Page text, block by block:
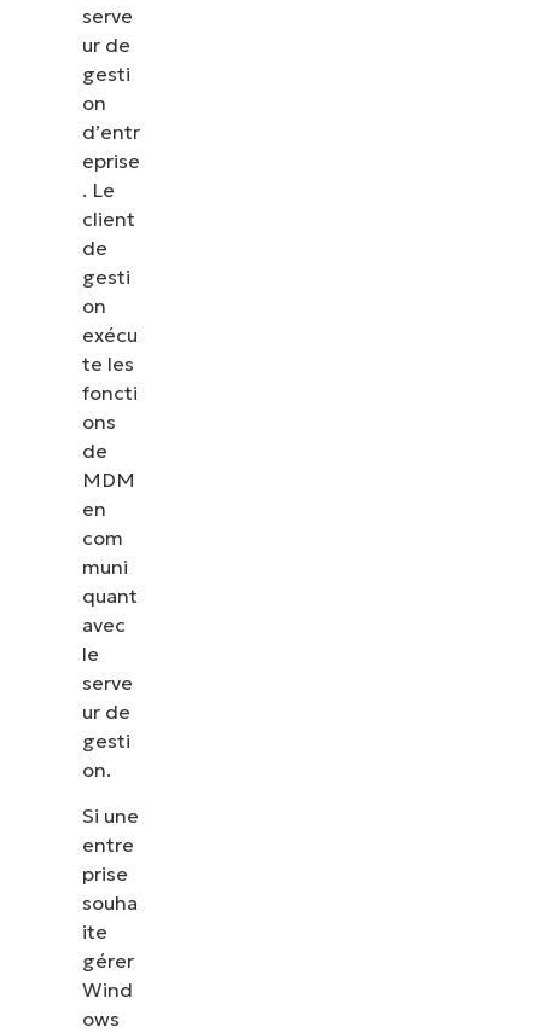
serve
ur de
gesti
on
d’entr
eprise
. Le
client
de
gesti
on
exécu
te les
foncti
ons
de
MDM
en
com
muni
quant
avec
le
serve
ur de
gesti
on.
Si une
entre
prise
souha
ite
gérer
Wind
ows